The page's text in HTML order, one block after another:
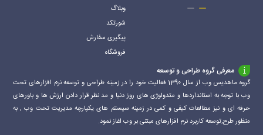
وبلاگ
شورتکد
پیگیری سفارش
فروشگاه
معرفی گروه طراحی و توسعه
گروه ماهدیس وب از سال 1390 فعالیت خود را در زمینه طراحی و توسعه نرم افزارهای تحت
وب با توجه به استانداردها و متدولوژی های روز دنیا و مد نظر قرار دادن ارزش ها و باورهای
حرفه ای و نیز مطالعات کیفی و کمی در زمینه سیستم های یکپارچه مدیریت تحت وب , به
منظور طرح,توسعه کاربرد نرم افزارهای مبتنی بر وب اغاز نمود.